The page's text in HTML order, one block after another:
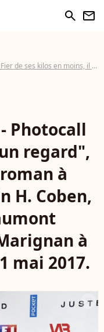
search newsletter
kilos en moins, il se dévoile torse nu !
Photocall
regard",
à
H. Coben,
à
mai 2017.